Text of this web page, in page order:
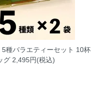
種バラエティーセット 10杯
グ2,495円(税込)